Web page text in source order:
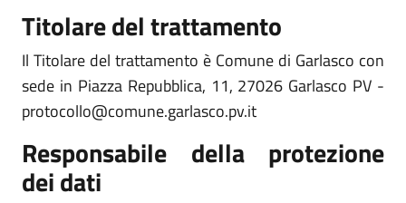
Titolare del trattamento
Il Titolare del trattamento è Comune di Garlasco con
sede in Piazza Repubblica, 11, 27026 Garlasco PV -
protocollo@comune.garlasco.pv.it
Responsabile della protezione
dei dati